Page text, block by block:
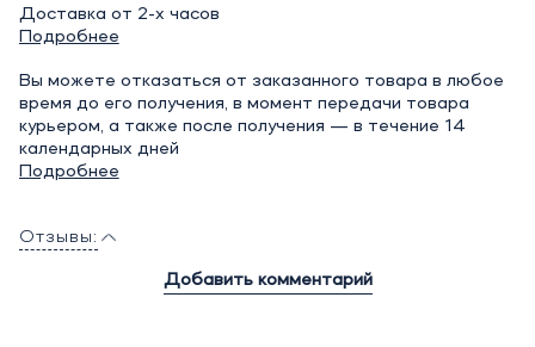
Доставка от 2-х часов
Подробнее
Вы можете отказаться от заказанного товара в любое
время до его получения, в момент передачи товара
курьером, а также после получения — в течение 14
календарных дней
Подробнее
Отзывы:
Добавить комментарий